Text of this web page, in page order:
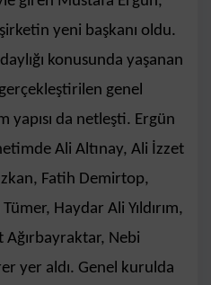
yeni başkanı oldu.
konusunda yaşanan
genel
da netleşti. Ergün
Ali Altınay, Ali İzzet
Fatih Demirtop,
Haydar Ali Yıldırım,
Nebi
yer aldı. Genel kurulda